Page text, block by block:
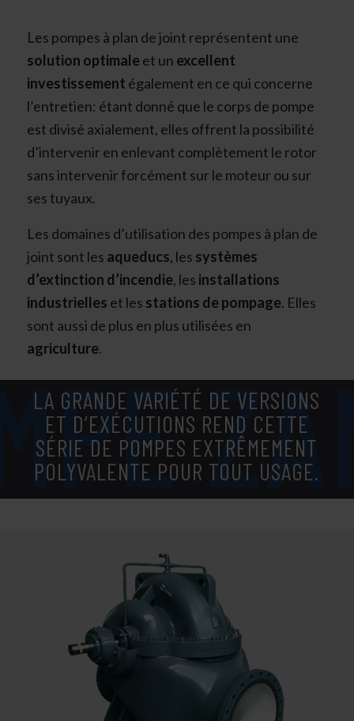
Les pompes à plan de joint représentent une
solution optimaleet un excellent
investissement également en ce qui concerne
l’entretien: étant donné que le corps de pompe
est divisé axialement, elles offrent la possibilité
d’intervenir en enlevant complètement le rotor
sans intervenir forcément sur le moteur ou sur
ses tuyaux.
Les domaines d’utilisation des pompes à plan de
joint sont les aqueducs, les systèmes
d’extinction d’incendie, les installations
industrielles et les stations de pompage. Elles
sont aussi de plus en plus utilisées en
agriculture.
LA GRANDE VARIÉTÉ DE VERSIONS
ET D’EXÉCUTIONS REND CETTE
SÉRIE DE POMPES EXTRÊMEMENT
POLYVALENTE POUR TOUT USAGE.